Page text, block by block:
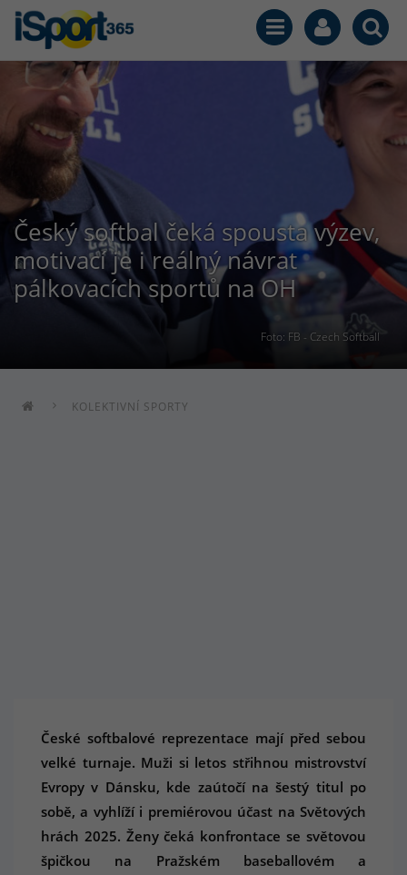
Foto: FB - Czech Softball
Český softbal čeká spousta výzev,
motivací je i reálný návrat
pálkovacích sportů na OH
KOLEKTIVNÍ SPORTY
České softbalové reprezentace mají před sebou
velké turnaje. Muži si letos střihnou mistrovství
Evropy v Dánsku, kde zaútočí na šestý titul po
sobě, a vyhlíží i premiérovou účast na Světových
hrách 2025. Ženy čeká konfrontace se světovou
špičkou na Pražském baseballovém a